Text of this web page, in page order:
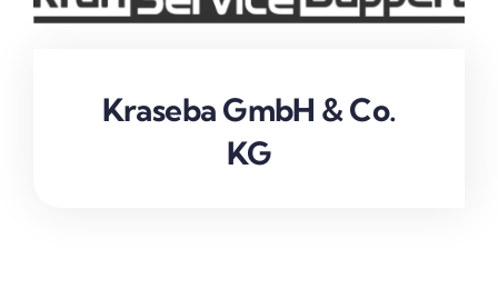
Kraseba GmbH & Co.
KG